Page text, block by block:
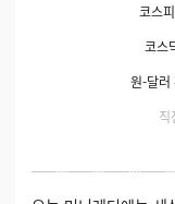
코스
코스
원-달
직